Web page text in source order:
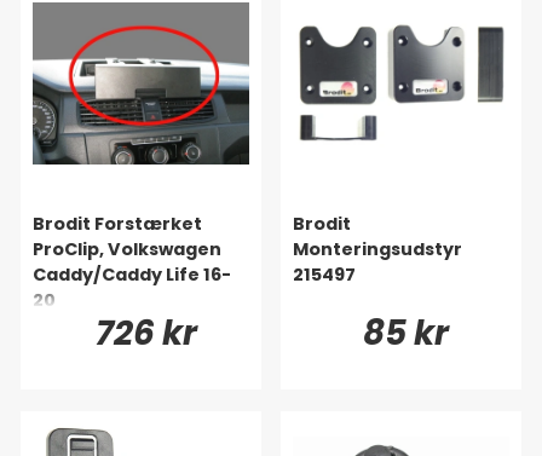
Brodit Forstærket
ProClip, Volkswagen
Caddy/Caddy Life 16-
20
726 kr
Brodit
Monteringsudstyr
215497
85 kr